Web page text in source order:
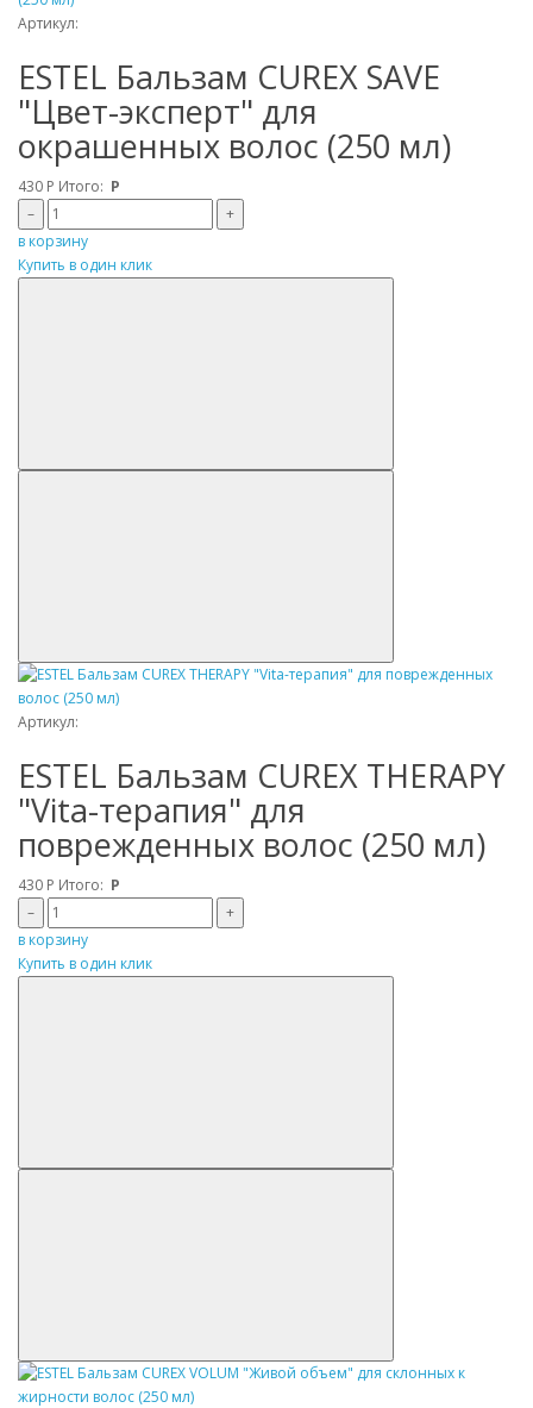
Артикул:
ESTEL Бальзам CUREX SAVE
"Цвет-эксперт" для
окрашенных волос (250 мл)
430 Р Итого: Р
–
+
в корзину
Купить в один клик
Артикул:
ESTEL Бальзам CUREX THERAPY
"Vita-терапия" для
поврежденных волос (250 мл)
430 Р Итого: Р
–
+
в корзину
Купить в один клик